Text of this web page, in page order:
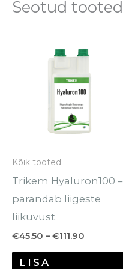
Seotud tooted
Kõik tooted
Trikem Hyaluron100 –
parandab liigeste
liikuvust
€45.50 – €111.90
€45.50
kuni
€111.90
LISA